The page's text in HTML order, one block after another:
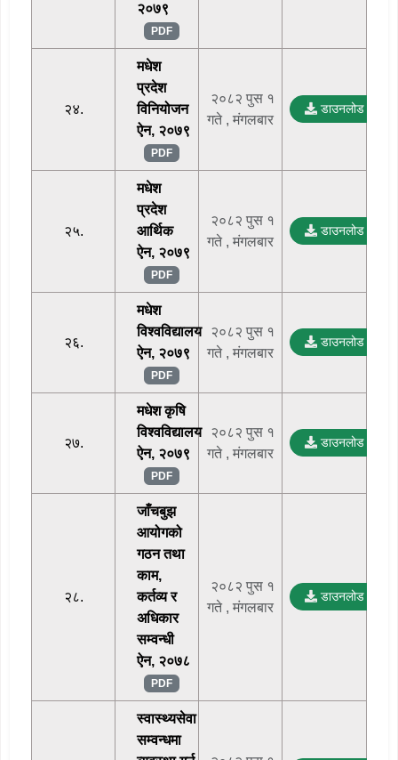
२०७९
PDF
२४.
मधेश
प्रदेश
विनियोजन
ऐन, २०७९
PDF
२०८२ पुस १
गते , मंगलबार
डाउनलोड
२५.
मधेश
प्रदेश
आर्थिक
ऐन, २०७९
PDF
२०८२ पुस १
गते , मंगलबार
डाउनलोड
२६.
मधेश
विश्वविद्यालय
ऐन, २०७९
PDF
२०८२ पुस १
गते , मंगलबार
डाउनलोड
२७.
मधेश कृषि
विश्वविद्यालय
ऐन, २०७९
PDF
२०८२ पुस १
गते , मंगलबार
डाउनलोड
२८.
जाँचबुझ
आयोगको
गठन तथा
काम,
कर्तव्य र
अधिकार
सम्वन्धी
ऐन, २०७८
PDF
२०८२ पुस १
गते , मंगलबार
डाउनलोड
स्वास्थ्यसेवा
सम्वन्धमा